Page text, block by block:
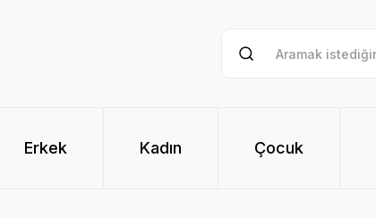
Erkek Kadın Çocuk